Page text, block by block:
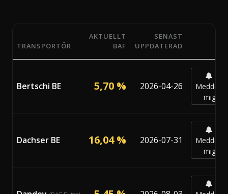
Aktuella BAF-procentsatser (Bunker Adjustment
TRANSPORTÖR
AKTUELLT
BAF
SENAST
UPPDATERAD
Bertschi BE 5,70 % 2026-04-26
Meddela
mig
Dachser BE 16,04 % 2026-07-31
Meddela
mig